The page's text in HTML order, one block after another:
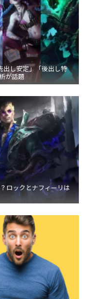
出し安定」「後出し特
が話題
ロックとナフィーリは